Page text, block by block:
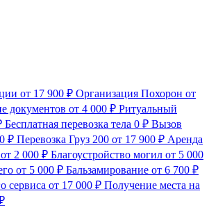
от 17 900 ₽ Организация Похорон от
документов от 4 000 ₽ Ритуальный
Бесплатная перевозка тела 0 ₽ Вызов
0 ₽ Перевозка Груз 200 от 17 900 ₽ Аренда
от 2 000 ₽ Благоустройство могил от 5 000
от 5 000 ₽ Бальзамирование от 6 700 ₽
сервиса от 17 000 ₽ Получение места на